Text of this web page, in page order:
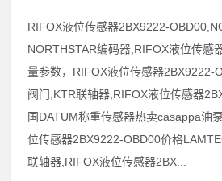
RIFOX液位传感器2BX9222-
NORTHSTAR编码器,RIFOX液位传感
量参数，RIFOX液位传感器2BX9222-
阀门,KTR联轴器,RIFOX液位传感器
国DATUM称重传感器热卖casappa油
位传感器2BX9222-OBD00价格
联轴器,RIFOX液位传感器2BX...